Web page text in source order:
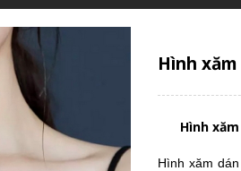
Hình
Hình
Hình xăm